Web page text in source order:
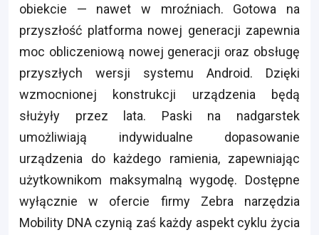
obiekcie — nawet w mroźniach. Gotowa na
przyszłość platforma nowej generacji zapewnia
moc obliczeniową nowej generacji oraz obsługę
przyszłych wersji systemu Android. Dzięki
wzmocnionej konstrukcji urządzenia będą
służyły przez lata. Paski na nadgarstek
umożliwiają indywidualne dopasowanie
urządzenia do każdego ramienia, zapewniając
użytkownikom maksymalną wygodę. Dostępne
wyłącznie w ofercie firmy Zebra narzędzia
Mobility DNA czynią zaś każdy aspekt cyklu życia